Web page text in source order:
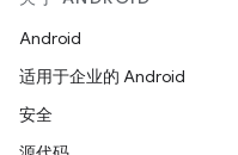
Android
适用于企业的 Android
安全